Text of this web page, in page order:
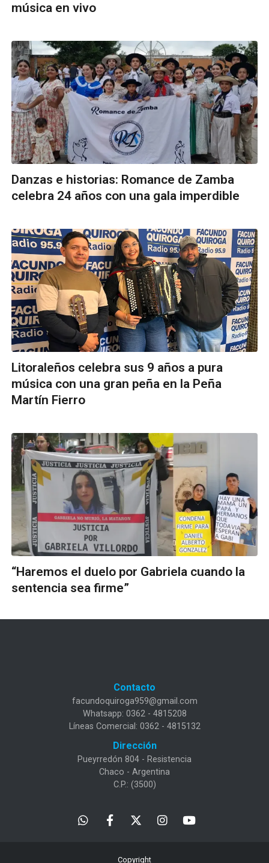
música en vivo
Danzas e historias: Romance de Zamba
celebra 24 años con una gala imperdible
Litoraleños celebra sus 9 años a pura
música con una gran peña en la Peña
Martín Fierro
“Haremos el duelo por Gabriela cuando la
sentencia sea firme”
Contacto
facundoquiroga959@gmail.com
Whatsapp: 0362 - 4815208
Líneas Comercial: 0362 - 4815132
Dirección
Pueyrredón 804 - Resistencia
Chaco - Argentina
C.P.: (3500)
Copyright